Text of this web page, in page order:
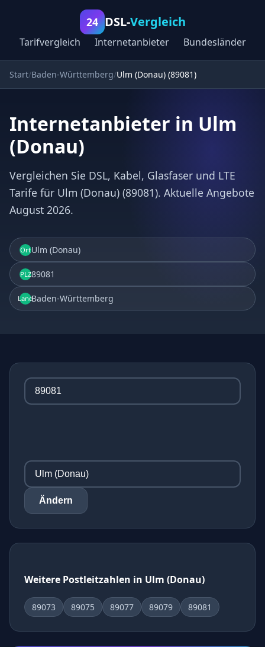
24 DSL-Vergleich
Tarifvergleich Internetanbieter Bundesländer
Start Baden-Württemberg Ulm (Donau) (89081)
Internetanbieter in Ulm
(Donau)
Vergleichen Sie DSL, Kabel, Glasfaser und LTE
Tarife für Ulm (Donau) (89081). Aktuelle Angebote
August 2026.
OrtUlm (Donau)
PLZ89081
LandBaden-Württemberg
Ändern
Weitere Postleitzahlen in Ulm (Donau)
89073 89075 89077 89079 89081